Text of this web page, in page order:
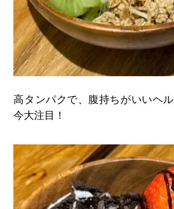
高タンパクで、腹持ちがいいヘ
今大注目！